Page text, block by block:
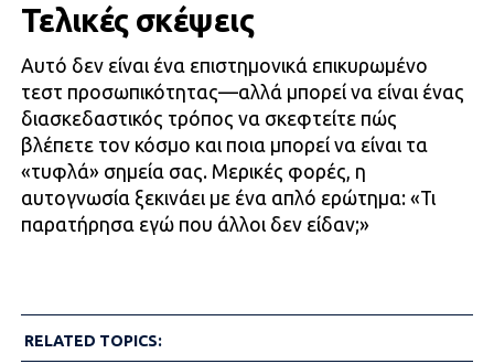
Τελικές σκέψεις
Αυτό δεν είναι ένα επιστημονικά επικυρωμένο
τεστ προσωπικότητας—αλλά μπορεί να είναι ένας
διασκεδαστικός τρόπος να σκεφτείτε πώς
βλέπετε τον κόσμο και ποια μπορεί να είναι τα
«τυφλά» σημεία σας. Μερικές φορές, η
αυτογνωσία ξεκινάει με ένα απλό ερώτημα: «Τι
παρατήρησα εγώ που άλλοι δεν είδαν;»
RELATED TOPICS: